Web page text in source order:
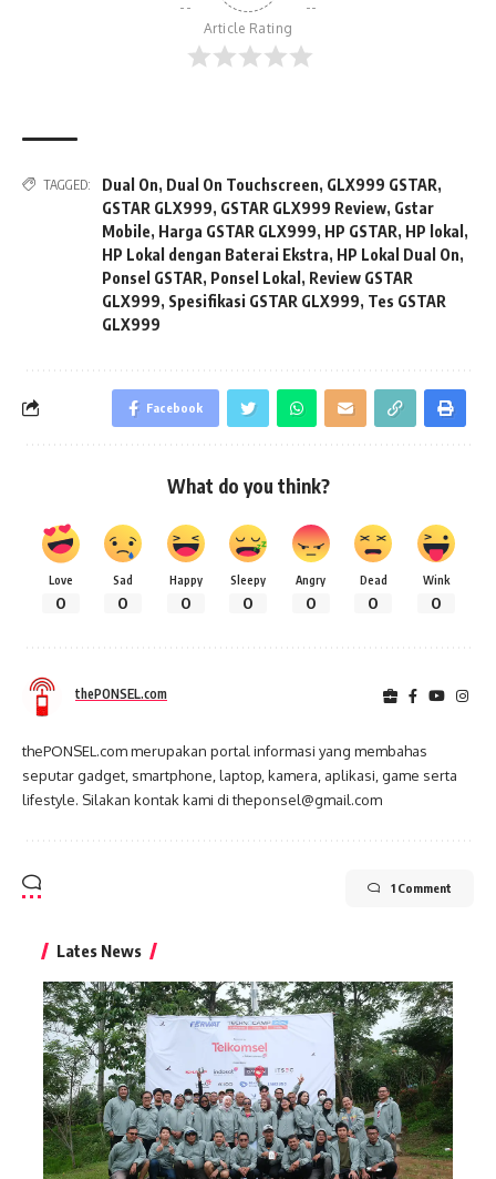
Article Rating
TAGGED: Dual On, Dual On Touchscreen, GLX999 GSTAR,
GSTAR GLX999, GSTAR GLX999 Review, Gstar
Mobile, Harga GSTAR GLX999, HP GSTAR, HP lokal ,
HP Lokal dengan Baterai Ekstra, HP Lokal Dual On,
Ponsel GSTAR, Ponsel Lokal , Review GSTAR
GLX999, Spesifikasi GSTAR GLX999, Tes GSTAR
GLX999
Facebook
What do you think?
Love
0
Sad
0
Happy
0
Sleepy
0
Angry
0
Dead
0
Wink
0
thePONSEL.com
thePONSEL.com merupakan portal informasi yang membahas
seputar gadget, smartphone, laptop, kamera, aplikasi, game serta
lifestyle. Silakan kontak kami di theponsel@gmail.com
1 Comment
Lates News